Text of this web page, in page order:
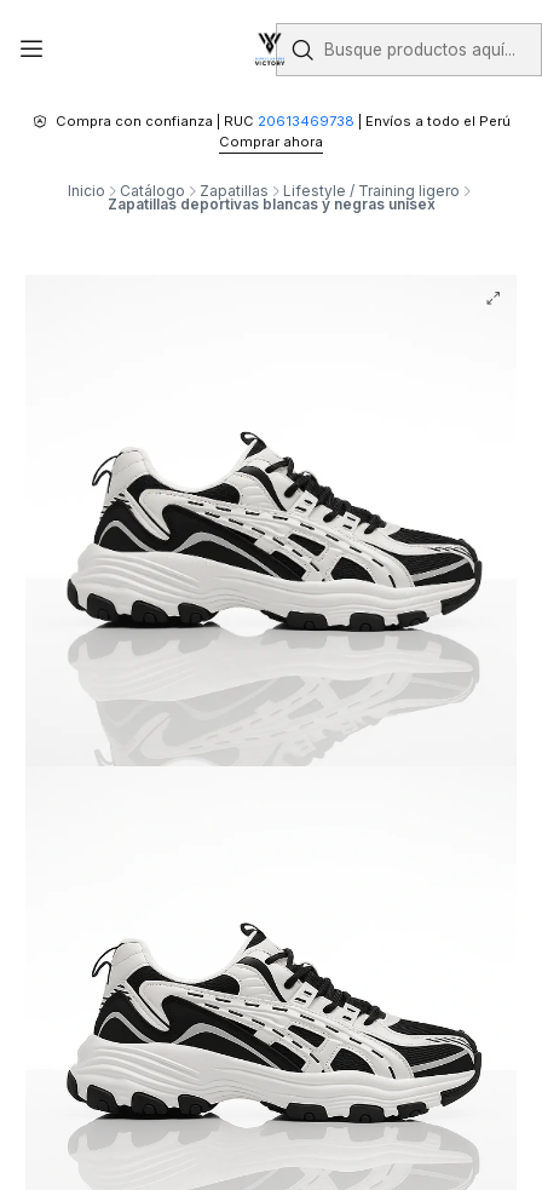
Compra con confianza | RUC 20613469738 | Envíos a todo el Perú
Comprar ahora
Inicio Catálogo Zapatillas Lifestyle / Training ligero
Zapatillas deportivas blancas y negras unisex